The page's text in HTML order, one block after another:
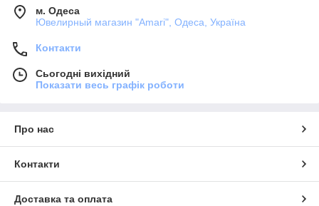
м. Одеса
Ювелирный магазин "Amari", Одеса, Україна
Контакти
Сьогодні вихідний
Показати весь графік роботи
Про нас
Контакти
Доставка та оплата